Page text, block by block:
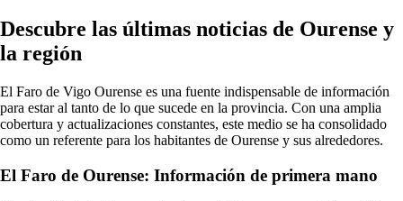
Descubre las últimas noticias de Ourense y
la región
El Faro de Vigo Ourense es una fuente indispensable de información
para estar al tanto de lo que sucede en la provincia. Con una amplia
cobertura y actualizaciones constantes, este medio se ha consolidado
como un referente para los habitantes de Ourense y sus alrededores.
El Faro de Ourense: Información de primera mano